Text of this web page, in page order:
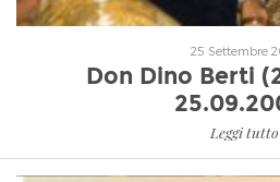
Leggi
25 Settembre
Don Dino Berti
Leggi tutto